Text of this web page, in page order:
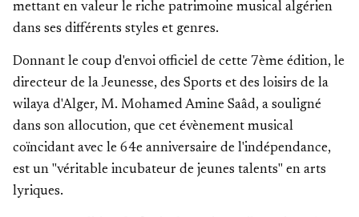
mettant en valeur le riche patrimoine musical algérien
dans ses différents styles et genres.
Donnant le coup d'envoi officiel de cette 7ème édition, le
directeur de la Jeunesse, des Sports et des loisirs de la
wilaya d'Alger, M. Mohamed Amine Saâd, a souligné
dans son allocution, que cet évènement musical
coïncidant avec le 64e anniversaire de l'indépendance,
est un "véritable incubateur de jeunes talents" en arts
lyriques.